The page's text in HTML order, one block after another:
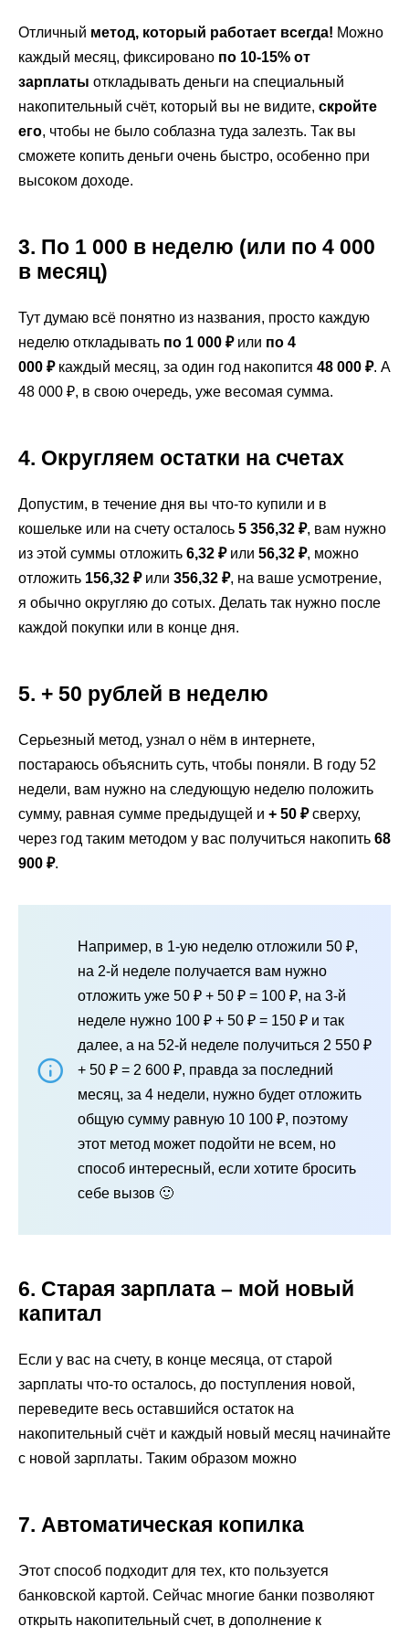
Отличный метод, который работает всегда! Можно
каждый месяц, фиксировано по 10-15% от
зарплаты откладывать деньги на специальный
накопительный счёт, который вы не видите, скройте
его, чтобы не было соблазна туда залезть. Так вы
сможете копить деньги очень быстро, особенно при
высоком доходе.
3. По 1 000 в неделю (или по 4 000
в месяц)
Тут думаю всё понятно из названия, просто каждую
неделю откладывать по 1 000 ₽ или по 4
000 ₽ каждый месяц, за один год накопится 48 000 ₽. А
48 000 ₽, в свою очередь, уже весомая сумма.
4. Округляем остатки на счетах
Допустим, в течение дня вы что-то купили и в
кошельке или на счету осталось 5 356,32 ₽, вам нужно
из этой суммы отложить 6,32 ₽или 56,32 ₽, можно
отложить 156,32 ₽или 356,32 ₽, на ваше усмотрение,
я обычно округляю до сотых. Делать так нужно после
каждой покупки или в конце дня.
5. + 50 рублей в неделю
Серьезный метод, узнал о нём в интернете,
постараюсь объяснить суть, чтобы поняли. В году 52
недели, вам нужно на следующую неделю положить
сумму, равная сумме предыдущей и + 50 ₽сверху,
через год таким методом у вас получиться накопить 68
900 ₽.
Например, в 1-ую неделю отложили 50 ₽,
на 2-й неделе получается вам нужно
отложить уже 50 ₽ + 50 ₽ = 100 ₽, на 3-й
неделе нужно 100 ₽ + 50 ₽ = 150 ₽ и так
далее, а на 52-й неделе получиться 2 550 ₽
+ 50 ₽ = 2 600 ₽, правда за последний
месяц, за 4 недели, нужно будет отложить
общую сумму равную 10 100 ₽, поэтому
этот метод может подойти не всем, но
способ интересный, если хотите бросить
себе вызов 🙂
6. Старая зарплата – мой новый
капитал
Если у вас на счету, в конце месяца, от старой
зарплаты что-то осталось, до поступления новой,
переведите весь оставшийся остаток на
накопительный счёт и каждый новый месяц начинайте
с новой зарплаты. Таким образом можно
7. Автоматическая копилка
Этот способ подходит для тех, кто пользуется
банковской картой. Сейчас многие банки позволяют
открыть накопительный счет, в дополнение к